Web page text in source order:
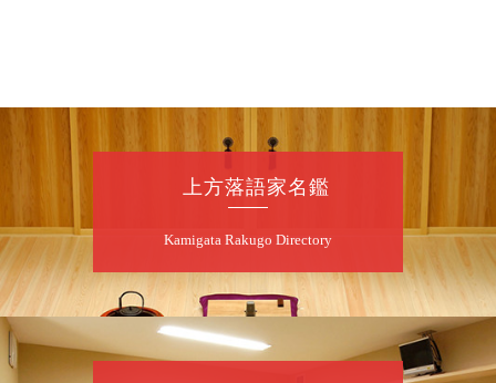
上方落語家名鑑
Kamigata Rakugo Directory